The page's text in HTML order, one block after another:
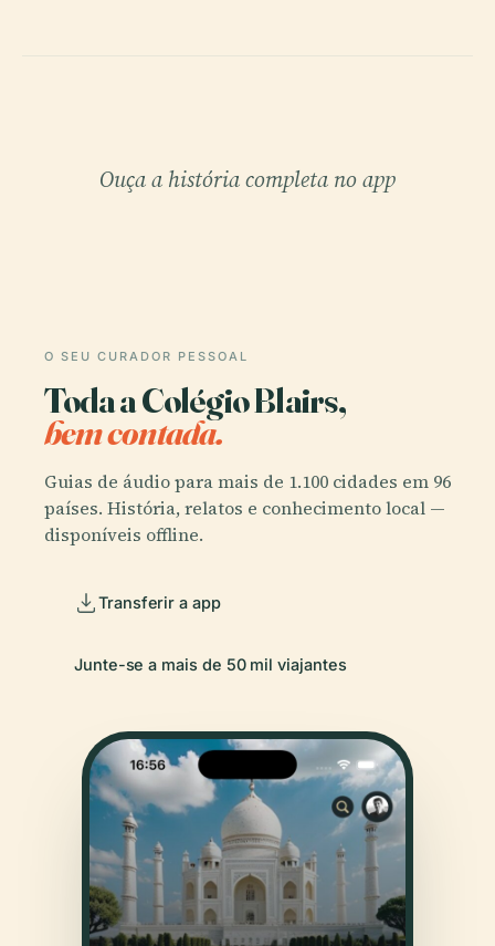
Ouça a história completa no app
O SEU CURADOR PESSOAL
Toda a Colégio Blairs,
bem contada.
Guias de áudio para mais de 1.100 cidades em 96
países. História, relatos e conhecimento local —
disponíveis offline.
Transferir a app
Junte-se a mais de 50 mil viajantes